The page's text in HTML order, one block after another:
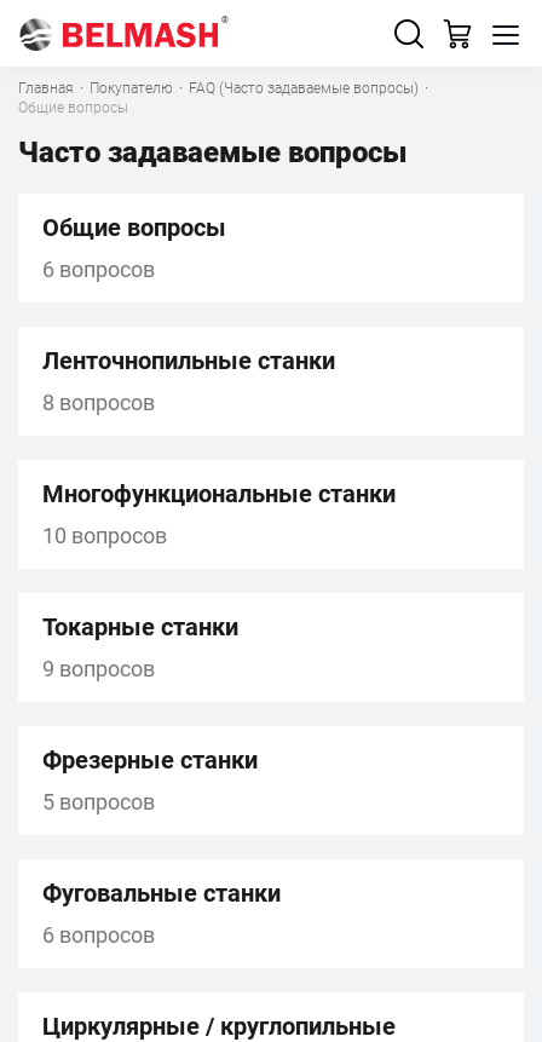
Главная · Покупателю · FAQ (Часто задаваемые вопросы) ·
Общие вопросы
Часто задаваемые вопросы
Общие вопросы
6 вопросов
Ленточнопильные станки
8 вопросов
Многофункциональные станки
10 вопросов
Токарные станки
9 вопросов
Фрезерные станки
5 вопросов
Фуговальные станки
6 вопросов
Циркулярные / круглопильные